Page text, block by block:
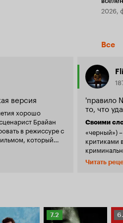
2026,
Все
версия
хорошо
Брайан
в режиссуре с
который
с приходом
- в «Расплате»
ему
Посудите сами –
персонажа:
'правило
то, что
Своими
«черный»)
критиками
этого
злодеем. Расплата Брайана Хелгеленда,
Читать
Рейтинг
7.2